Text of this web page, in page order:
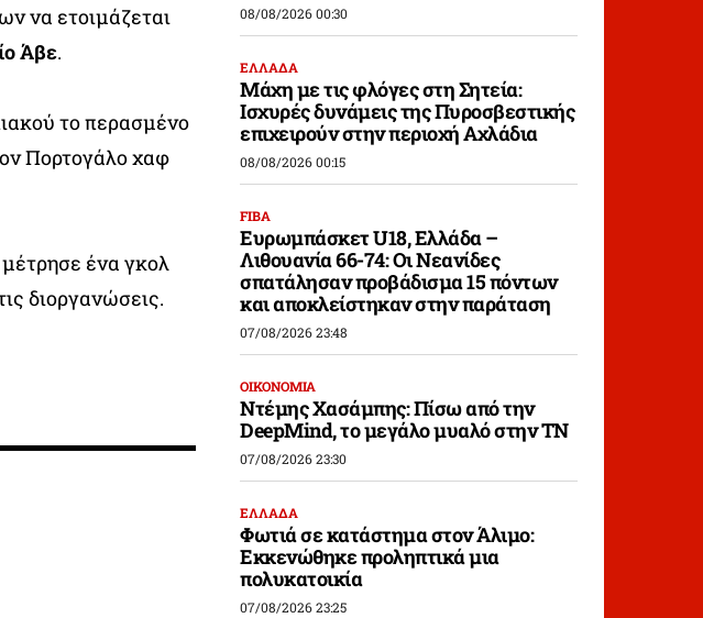
να ετοιμάζεται
Άβε.
το περασμένο
Πορτογάλο χαφ
ένα γκολ
διοργανώσεις.
08/08/2026 00:30
ΕΛΛΑΔΑ
Μάχη με τις φλόγες στη Σητεία:
Ισχυρές δυνάμεις της Πυροσβεστικής
επιχειρούν στην περιοχή Αχλάδια
08/08/2026 00:15
FIBA
Ευρωμπάσκετ U18, Ελλάδα –
Λιθουανία 66-74: Οι Νεανίδες
σπατάλησαν προβάδισμα 15 πόντων
και αποκλείστηκαν στην παράταση
07/08/2026 23:48
ΟΙΚΟΝΟΜΙΑ
Ντέμης Χασάμπης: Πίσω από την
DeepMind, το μεγάλο μυαλό στην ΤΝ
07/08/2026 23:30
ΕΛΛΑΔΑ
Φωτιά σε κατάστημα στον Άλιμο:
Εκκενώθηκε προληπτικά μια
πολυκατοικία
07/08/2026 23:25